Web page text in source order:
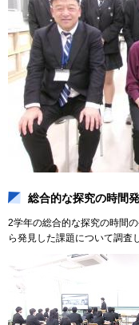
総合的な探究の時間
2学年の総合的な探究の時間
ら発見した課題について調査